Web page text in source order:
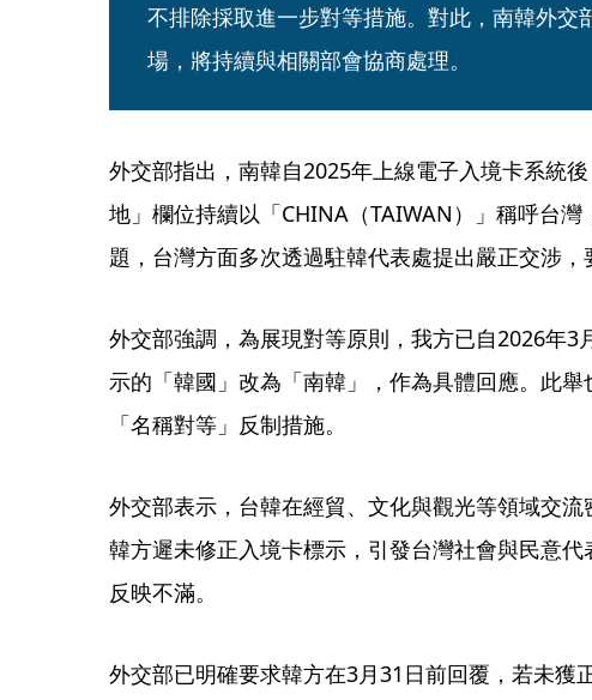
不排除採取進一步對等措施。對此，南韓外交
場，將持續與相關部會協商處理。
外交部指出，南韓自2025年上線電子入境卡系統
地」欄位持續以「CHINA（TAIWAN）」稱呼台
題，台灣方面多次透過駐韓代表處提出嚴正交涉，
外交部強調，為展現對等原則，我方已自2026年3
示的「韓國」改為「南韓」，作為具體回應。此
「名稱對等」反制措施。
外交部表示，台韓在經貿、文化與觀光等領域交
韓方遲未修正入境卡標示，引發台灣社會與民意
反映不滿。
外交部已明確要求韓方在3月31日前回覆，若未獲